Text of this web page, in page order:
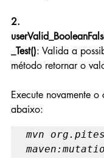
2.
_Test(): Valida a
método retornar o
Execute novamente
abaixo:
mvn